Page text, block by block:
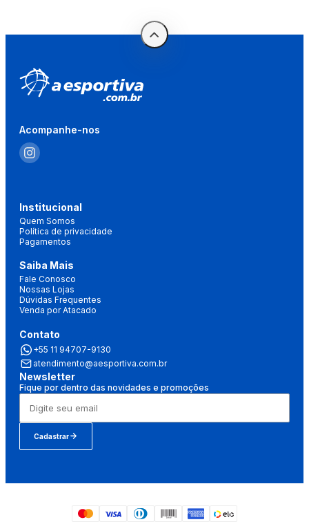
Acompanhe-nos
Institucional
Quem Somos
Política de privacidade
Pagamentos
Saiba Mais
Fale Conosco
Nossas Lojas
Dúvidas Frequentes
Venda por Atacado
Contato
+55 11 94707-9130
atendimento@aesportiva.com.br
Newsletter
Fique por dentro das novidades e promoções
Cadastrar